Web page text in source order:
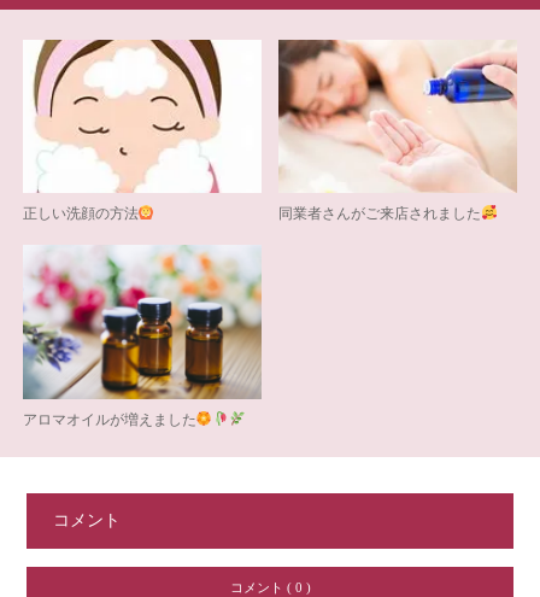
正しい洗顔の方法 同業者さんがご来店されました
アロマオイルが増えました
コメント
コメント ( 0 )